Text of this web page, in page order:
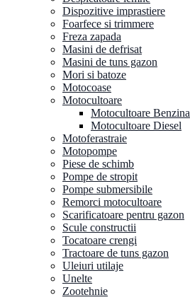
Dispozitive imprastiere
Foarfece si trimmere
Freza zapada
Masini de defrisat
Masini de tuns gazon
Mori si batoze
Motocoase
Motocultoare
Motocultoare Benzina
Motocultoare Diesel
Motoferastraie
Motopompe
Piese de schimb
Pompe de stropit
Pompe submersibile
Remorci motocultoare
Scarificatoare pentru gazon
Scule constructii
Tocatoare crengi
Tractoare de tuns gazon
Uleiuri utilaje
Unelte
Zootehnie